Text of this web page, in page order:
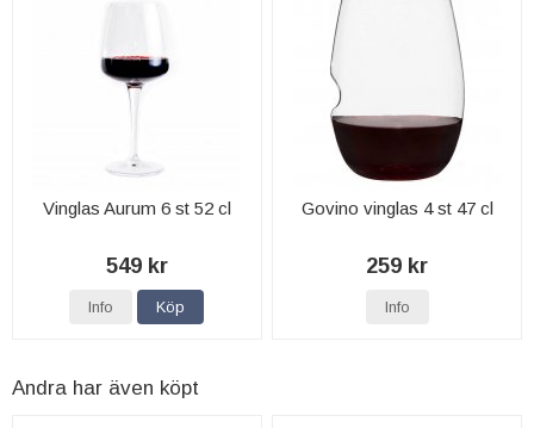
Vinglas Aurum 6 st 52 cl
549 kr
Info Köp
Govino vinglas 4 st 47 cl
259 kr
Info
Andra har även köpt